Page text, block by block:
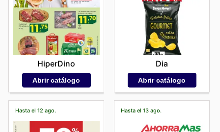
HiperDino
Abrir catálogo
Dia
Abrir catálogo
Hasta el 12 ago. Hasta el 13 ago.